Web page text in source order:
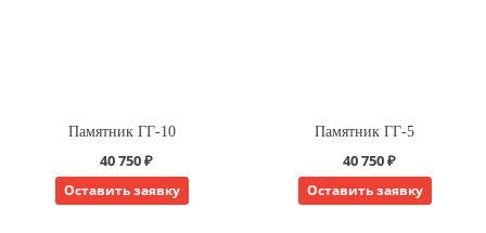
Памятник ГГ-10
40 750 ₽
Оставить заявку
Памятник ГГ-5
40 750 ₽
Оставить заявку